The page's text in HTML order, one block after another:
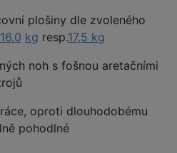
plošiny dle zvoleného
16,0 kg resp.17,5 kg
noh s fošnou aretačními
oproti dlouhodobému
pohodlné